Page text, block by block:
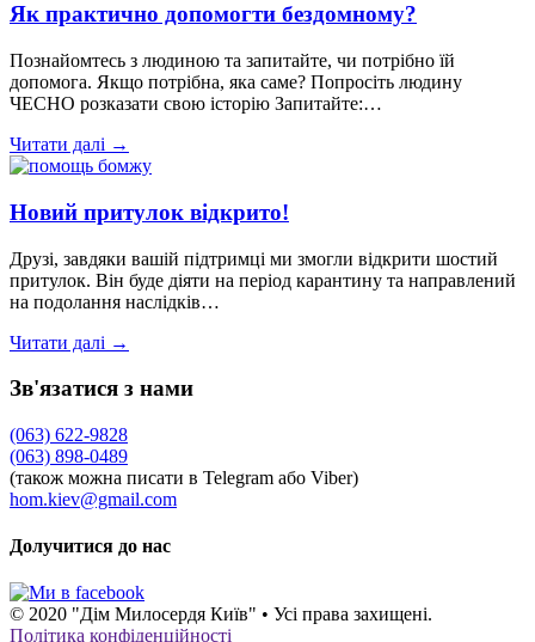
Як практично допомогти бездомному?
Познайомтесь з людиною та запитайте, чи потрібно їй
допомога. Якщо потрібна, яка саме? Попросіть людину
ЧЕСНО розказати свою історію Запитайте:…
Читати далі →
Новий притулок відкрито!
Друзі, завдяки вашій підтримці ми змогли відкрити шостий
притулок. Він буде діяти на період карантину та направлений
на подолання наслідків…
Читати далі →
Зв'язатися з нами
(063) 622-9828
(063) 898-0489
(також можна писати в Telegram або Viber)
hom.kiev@gmail.com
Долучитися до нас
© 2020 "Дім Милосердя Київ" • Усі права захищені.
Політика конфіденційності